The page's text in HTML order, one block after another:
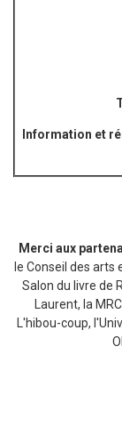
Information et
Merci aux
le Conseil des arts
Salon du livre de
Laurent, la
L'hibou-coup,